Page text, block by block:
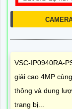
VSC-IP0940RA-
giải cao 4MP
thông và dung
trang bị...